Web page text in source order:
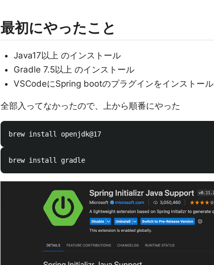
最初にやったこと
Java17以上 のインストール
Gradle 7.5以上 のインストール
VSCodeにSpring bootのプラグインをインストール
全部入ってなかったので、上から順番にやった